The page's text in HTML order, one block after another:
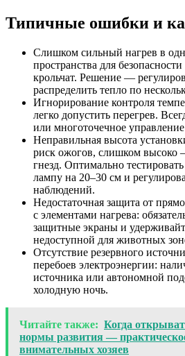
Типичные ошибки и
Слишком сильный нагрев в
пространства для
крольчат. Решение —
распределить тепло по
Игнорирование контроля
легко допустить перегрев.
или многоточечное
Неправильная высота
риск ожогов, слишком высоко
гнезд. Оптимально
лампу на 20–30 см и
наблюдений.
Недостаточная защита от
с элементами нагрева:
защитные экраны и
недоступной для животных
Отсутствие резервного
перебоев электроэнергии:
источника или автономной
холодную ночь.
Читайте также: Когда
нормы развития —
внимательных хозяев